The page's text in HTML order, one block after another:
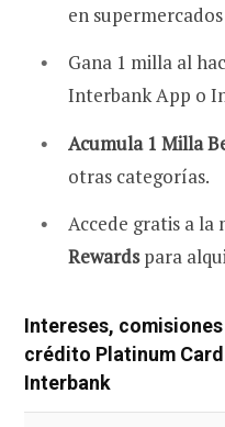
en
Gana 1 milla al
Interbank App o
Acumula 1 Milla
otras categorías.
Accede gratis a la
Rewardspara
Intereses,
crédito Platinum
Interbank